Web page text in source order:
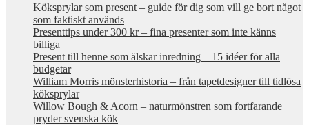
Köksprylar som present – guide för dig som vill ge bort något
som faktiskt används
Presenttips under 300 kr – fina presenter som inte känns
billiga
Present till henne som älskar inredning – 15 idéer för alla
budgetar
William Morris mönsterhistoria – från tapetdesigner till tidlösa
köksprylar
Willow Bough & Acorn – naturmönstren som fortfarande
pryder svenska kök